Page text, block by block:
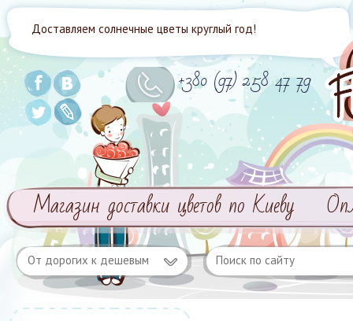
Доставляем солнечные цветы круглый год!
+380 (97) 258 47 79
Магазин доставки цветов по Киеву
От дорогих к дешевым